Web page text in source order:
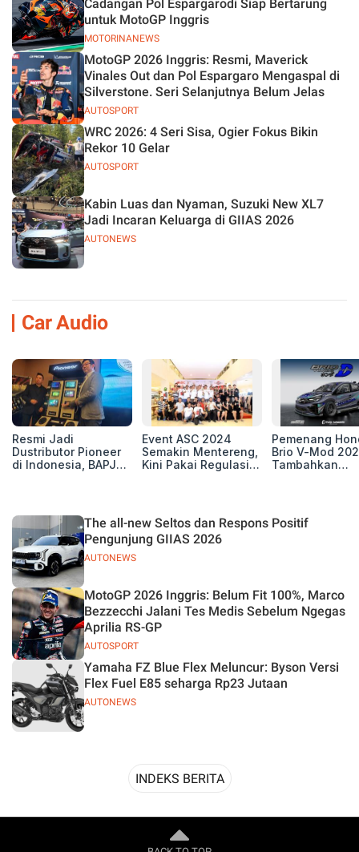
MOTORINANEWS
Cadangan Pol Espargarodi Siap Bertarung
untuk MotoGP Inggris
AUTOSPORT
MotoGP 2026 Inggris: Resmi, Maverick
Vinales Out dan Pol Espargaro Mengaspal di
Silverstone. Seri Selanjutnya Belum Jelas
AUTOSPORT
WRC 2026: 4 Seri Sisa, Ogier Fokus Bikin
Rekor 10 Gelar
AUTONEWS
Kabin Luas dan Nyaman, Suzuki New XL7
Jadi Incaran Keluarga di GIIAS 2026
Car Audio
Resmi Jadi
Dustributor Pioneer
di Indonesia, BAPJ
Event ASC 2024
Semakin Mentereng,
Kini Pakai Regulasi
Pemenang
Brio V-Mod
Tambahkan
AUTONEWS
The all-new Seltos dan Respons Positif
Pengunjung GIIAS 2026
AUTOSPORT
MotoGP 2026 Inggris: Belum Fit 100%, Marco
Bezzecchi Jalani Tes Medis Sebelum Ngegas
Aprilia RS-GP
AUTONEWS
Yamaha FZ Blue Flex Meluncur: Byson Versi
Flex Fuel E85 seharga Rp23 Jutaan
INDEKS BERITA